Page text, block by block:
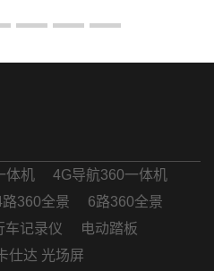
体机
4G导航360一体机
路360全景
6路360全景
车记录仪
电动踏板
仕达 光场屏